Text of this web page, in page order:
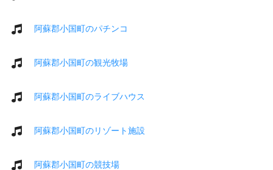
阿蘇郡小国町のパチンコ
阿蘇郡小国町の観光牧場
阿蘇郡小国町のライブハウス
阿蘇郡小国町のリゾート施設
阿蘇郡小国町の競技場